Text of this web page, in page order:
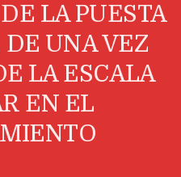
LA PUESTA
UNA VEZ
LA ESCALA
EN EL